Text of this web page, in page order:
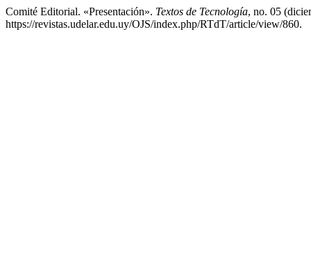
Comité Editorial. «Presentación». Textos de Tecnología, no. 05
https://revistas.udelar.edu.uy/OJS/index.php/RTdT/article/view/860.